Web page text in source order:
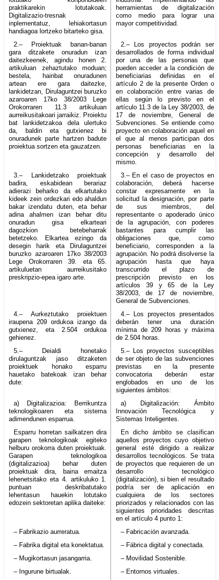
praktikarekin lotutakoak.
Digitalizazio-tresnak
inplementatuz, lehiakortasun
handiagoa lortzeko bitarteko gisa.
herramientas de digitalización
como medio para lograr una
mayor competitividad.
2.– Proiektuak banan-banan
gara ditzakete onuradun izan
daitezkeenek, agindu honen 2.
artikuluan zehaztutako moduan;
bestela, hainbat onuradunen
artean ere gara daitezke,
lankidetzan, Dirulaguntzei buruzko
azaroaren 17ko 38/2003 Lege
Orokorraren 11.3 artikuluan
aurreikusitakoari jarraikiz. Proiektu
bat lankidetzakoa dela ulertuko
da, baldin eta gutxienez bi
onuradunek parte hartzen badute
proiektua sortzen eta gauzatzen.
2.– Los proyectos podrán ser
desarrollados de forma individual
por una de las personas que
pueden acceder a la condición de
beneficiarias definidas en el
artículo 2 de la presente Orden o
en colaboración entre varias de
ellas según lo previsto en el
artículo 11.3 de la Ley 38/2003, de
17 de noviembre, General de
Subvenciones. Se entiende como
proyecto en colaboración aquel en
el que al menos participan dos
personas beneficiarias en la
concepción y desarrollo del
mismo.
3.– Lankidetzako proiektuak
badira, eskabidean berariaz
adierazi beharko da elkartutako
kideek zein ordezkari edo ahaldun
bakar izendatu duten, eta behar
adina ahalmen izan behar ditu
onuradun gisa elkarteari
dagozkion betebeharrak
betetzeko. Elkartea ezingo da
desegin harik eta Dirulaguntzei
buruzko azaroaren 17ko 38/2003
Lege Orokorraren 39. eta 65.
artikuluetan aurreikusitako
preskripzio-epea igaro arte.
3.– En el caso de proyectos en
colaboración, deberá hacerse
constar expresamente en la
solicitud la designación, por parte
de sus miembros, del
representante o apoderado único
de la agrupación, con poderes
bastantes para cumplir las
obligaciones que, como
beneficiario, corresponden a la
agrupación. No podrá disolverse la
agrupación hasta que haya
transcurrido el plazo de
prescripción previsto en los
artículos 39 y 65 de la Ley
38/2003, de 17 de noviembre,
General de Subvenciones.
4.– Aurkeztutako proiektuen
iraupena 209 ordukoa izango da
gutxienez, eta 2.504 ordukoa
gehienez.
4.– Los proyectos presentados
deberán tener una duración
mínima de 209 horas y máxima
de 2.504 horas.
5.– Deialdi honetako
dirulaguntzak jaso ditzaketen
proiektuek honako esparru
hauetako batekoak izan behar
dute:
5.– Los proyectos susceptibles
de ser objeto de las subvenciones
previstas en la presente
convocatoria deberán estar
englobados en uno de los
siguientes ámbitos:
a) Digitalizazioa: Berrikuntza
teknologikoaren eta sistema
adimendunen esparrua.
a) Digitalización: Ámbito
Innovación Tecnológica y
Sistemas Inteligentes.
Esparru horretan sailkatzen dira
garapen teknologikoak egiteko
helburu orokorra duten proiektuak.
Garapen teknologikoa
(digitalizazioa) behar duten
proiektuak dira, baina emaitza
lehenetsitako eta 4. artikuluko 1.
puntuan deskribatutako
lehentasun hauekin lotutako
edozein sektoretan aplika daiteke:
En dicho ámbito se clasifican
aquellos proyectos cuyo objetivo
general esté dirigido a realizar
desarrollos tecnológicos. Se trata
de proyectos que requieren de un
desarrollo tecnológico
(digitalización), si bien el resultado
podría ser de aplicación en
cualquiera de los sectores
priorizados y relacionados con las
siguientes prioridades descritas
en el artículo 4 punto 1:
– Fabrikazio aurreratua.
– Fabricación avanzada.
– Fabrika digital eta konektatua.
– Fábrica digital y conectada.
– Mugikortasun jasangarria.
– Movilidad Sostenible.
– Ingurune birtualak.
– Entornos virtuales.